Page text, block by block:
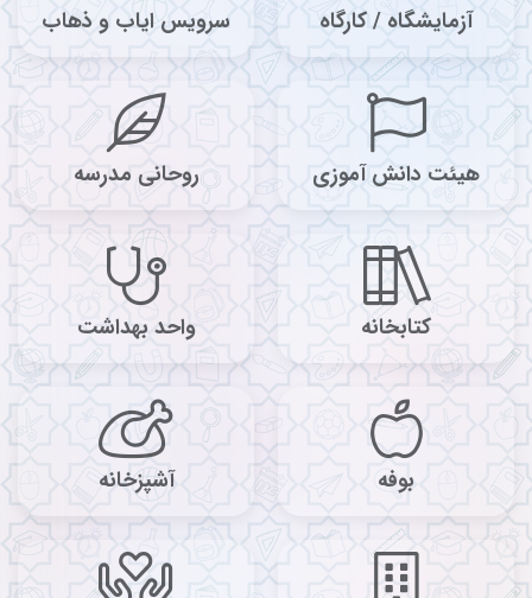
آزمایشگاه / کارگاه سرویس ایاب و ذهاب
هیئت دانش آموزی روحانی مدرسه
کتابخانه واحد بهداشت
بوفه آشپزخانه